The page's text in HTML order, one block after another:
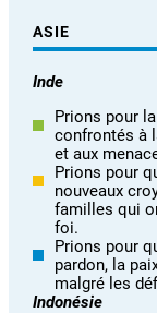
ASIE
Inde
Prions pour
confrontés à
et aux
Prions pour
nouveaux
familles qui
foi.
Prions pour
pardon, la
malgré les
Indonésie